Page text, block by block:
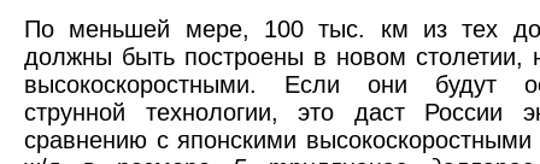
По меньшей мере, 100 тыс. км из тех
должны быть построены в новом столетии,
высокоскоростными. Если они будут
струнной технологии, это даст России
сравнению с японскими высокоскоростными